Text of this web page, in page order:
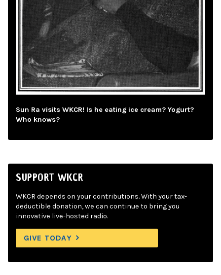
Sun Ra visits WKCR! Is he eating ice cream? Yogurt?
Who knows?
SUPPORT WKCR
WKCR depends on your contributions. With your tax-
deductible donation, we can continue to bring you
innovative live-hosted radio.
GIVE TODAY